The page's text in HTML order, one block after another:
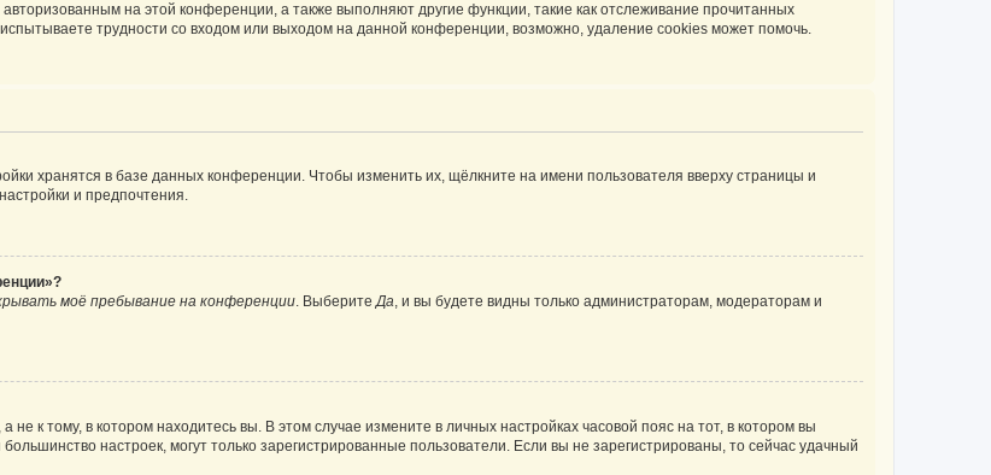
на этой конференции, а также выполняют другие функции, такие как отслеживание прочитанных
трудности со входом или выходом на данной конференции, возможно, удаление cookies может помочь.
хранятся в базе данных конференции. Чтобы изменить их, щёлкните на имени пользователя вверху страницы и
и предпочтения.
моё пребывание на конференции. ВыберитеДа, и вы будете видны только администраторам, модераторам и
к тому, в котором находитесь вы. В этом случае измените в личных настройках часовой пояс на тот, в котором вы
настроек, могут только зарегистрированные пользователи. Если вы не зарегистрированы, то сейчас удачный